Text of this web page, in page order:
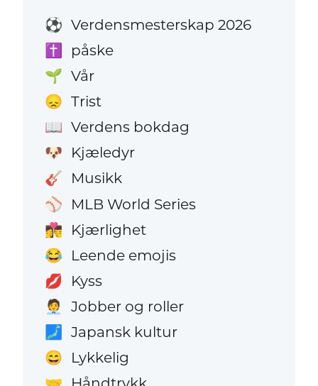
⚽ Verdensmesterskap 2026
✝️ påske
🌱 Vår
😞 Trist
📖 Verdens bokdag
🐶 Kjæledyr
🎸 Musikk
⚾ MLB World Series
👩‍❤️‍💋‍👨 Kjærlighet
😂 Leende emojis
💋 Kyss
🧑‍💼 Jobber og roller
🗾 Japansk kultur
😄 Lykkelig